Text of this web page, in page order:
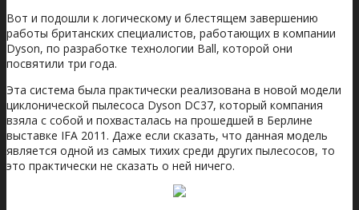
Вот и подошли к логическому и блестящем завершению
работы британских специалистов, работающих в компании
Dyson, по разработке технологии Ball, которой они
посвятили три года.
Эта система была практически реализована в новой модели
циклонической пылесоса Dyson DC37, который компания
взяла с собой и похвасталась на прошедшей в Берлине
выставке IFA 2011. Даже если сказать, что данная модель
является одной из самых тихих среди других пылесосов, то
это практически не сказать о ней ничего.